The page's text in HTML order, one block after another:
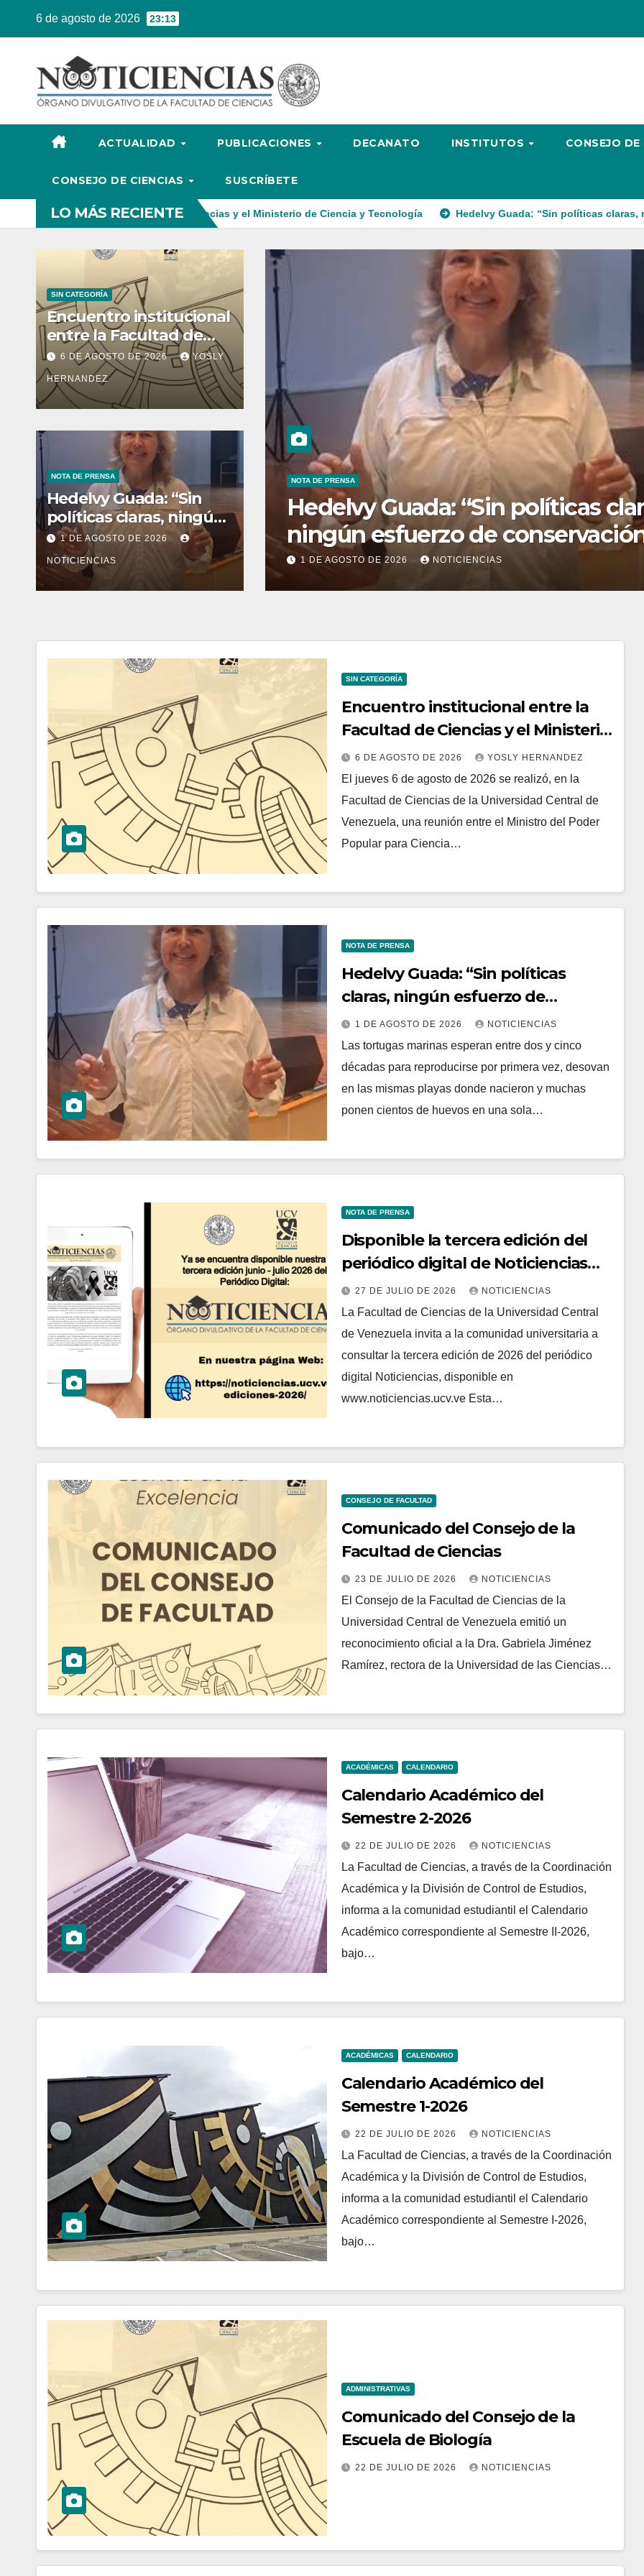
6 de agosto de 2026 23:13
ACTUALIDAD PUBLICACIONES DECANATO INSTITUTOS CONSEJO
CONSEJO DE CIENCIAS SUSCRÍBETE
LO MÁS RECIENTE
entre la Facultad de Ciencias y el Ministerio de Ciencia y Tecnología Hedelvy Guada: “Sin políticas claras, ningún
SIN CATEGORÍA
Encuentro institucional
entre la Facultad de
Ciencias y el Ministerio
de Ciencia y Tecnología
6 DE AGOSTO DE 2026 YOSLY
HERNANDEZ
NOTA DE PRENSA
Hedelvy Guada: “Sin
políticas claras, ningún
esfuerzo de
conservación rendirá
frutos”
1 DE AGOSTO DE 2026
NOTICIENCIAS
“Sin políticas claras,
de conservación
NOTICIENCIAS
NOTA DE PRENSA
Disponible la tercera edición
periódico digital de
2026
27 DE JULIO DE 2026 NOTICIENCIAS
SIN CATEGORÍA
Encuentro institucional entre la
Facultad de Ciencias y el Ministerio
de Ciencia y Tecnología
6 DE AGOSTO DE 2026 YOSLY HERNANDEZ
El jueves 6 de agosto de 2026 se realizó, en la
Facultad de Ciencias de la Universidad Central de
Venezuela, una reunión entre el Ministro del Poder
Popular para Ciencia…
NOTA DE PRENSA
Hedelvy Guada: “Sin políticas
claras, ningún esfuerzo de
conservación rendirá frutos”
1 DE AGOSTO DE 2026 NOTICIENCIAS
Las tortugas marinas esperan entre dos y cinco
décadas para reproducirse por primera vez, desovan
en las mismas playas donde nacieron y muchas
ponen cientos de huevos en una sola…
NOTA DE PRENSA
Disponible la tercera edición del
periódico digital de Noticiencias
2026
27 DE JULIO DE 2026 NOTICIENCIAS
La Facultad de Ciencias de la Universidad Central
de Venezuela invita a la comunidad universitaria a
consultar la tercera edición de 2026 del periódico
digital Noticiencias, disponible en
www.noticiencias.ucv.ve Esta…
CONSEJO DE FACULTAD
Comunicado del Consejo de la
Facultad de Ciencias
23 DE JULIO DE 2026 NOTICIENCIAS
El Consejo de la Facultad de Ciencias de la
Universidad Central de Venezuela emitió un
reconocimiento oficial a la Dra. Gabriela Jiménez
Ramírez, rectora de la Universidad de las Ciencias…
ACADÉMICAS CALENDARIO
Calendario Académico del
Semestre 2-2026
22 DE JULIO DE 2026 NOTICIENCIAS
La Facultad de Ciencias, a través de la Coordinación
Académica y la División de Control de Estudios,
informa a la comunidad estudiantil el Calendario
Académico correspondiente al Semestre II-2026,
bajo…
ACADÉMICAS CALENDARIO
Calendario Académico del
Semestre 1-2026
22 DE JULIO DE 2026 NOTICIENCIAS
La Facultad de Ciencias, a través de la Coordinación
Académica y la División de Control de Estudios,
informa a la comunidad estudiantil el Calendario
Académico correspondiente al Semestre I-2026,
bajo…
ADMINISTRATIVAS
Comunicado del Consejo de la
Escuela de Biología
22 DE JULIO DE 2026 NOTICIENCIAS